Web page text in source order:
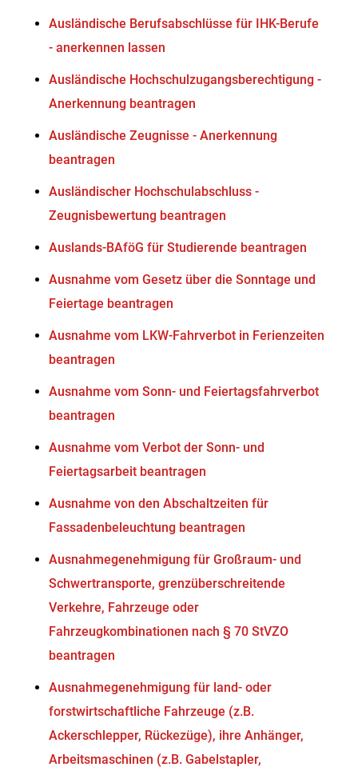
Ausländische Berufsabschlüsse für IHK-Berufe
- anerkennen lassen
Ausländische Hochschulzugangsberechtigung -
Anerkennung beantragen
Ausländische Zeugnisse - Anerkennung
beantragen
Ausländischer Hochschulabschluss -
Zeugnisbewertung beantragen
Auslands-BAföG für Studierende beantragen
Ausnahme vom Gesetz über die Sonntage und
Feiertage beantragen
Ausnahme vom LKW-Fahrverbot in Ferienzeiten
beantragen
Ausnahme vom Sonn- und Feiertagsfahrverbot
beantragen
Ausnahme vom Verbot der Sonn- und
Feiertagsarbeit beantragen
Ausnahme von den Abschaltzeiten für
Fassadenbeleuchtung beantragen
Ausnahmegenehmigung für Großraum- und
Schwertransporte, grenzüberschreitende
Verkehre, Fahrzeuge oder
Fahrzeugkombinationen nach § 70 StVZO
beantragen
Ausnahmegenehmigung für land- oder
forstwirtschaftliche Fahrzeuge (z.B.
Ackerschlepper, Rückezüge), ihre Anhänger,
Arbeitsmaschinen (z.B. Gabelstapler,